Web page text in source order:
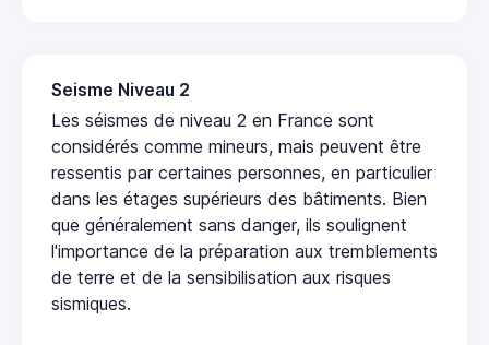
Seisme Niveau 2
Les séismes de niveau 2 en France sont
considérés comme mineurs, mais peuvent être
ressentis par certaines personnes, en particulier
dans les étages supérieurs des bâtiments. Bien
que généralement sans danger, ils soulignent
l'importance de la préparation aux tremblements
de terre et de la sensibilisation aux risques
sismiques.